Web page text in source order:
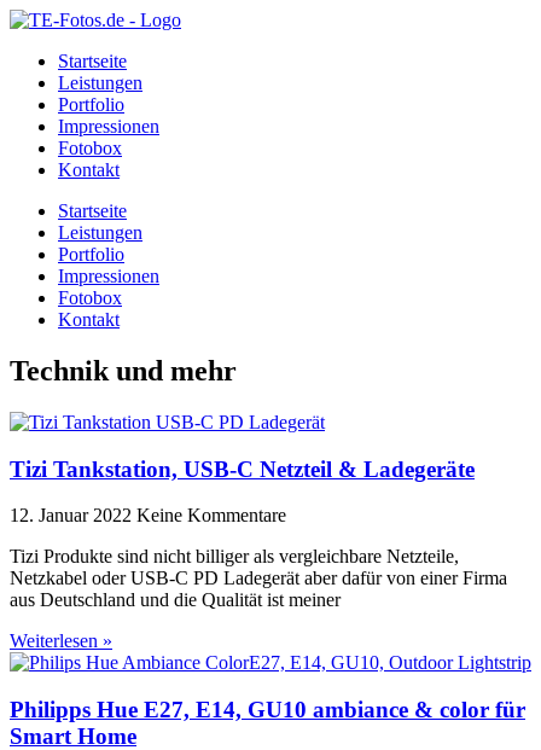
Startseite
Leistungen
Portfolio
Impressionen
Fotobox
Kontakt
Startseite
Leistungen
Portfolio
Impressionen
Fotobox
Kontakt
Technik und mehr
Tizi Tankstation, USB-C Netzteil & Ladegeräte
12. Januar 2022 Keine Kommentare
Tizi Produkte sind nicht billiger als vergleichbare Netzteile,
Netzkabel oder USB-C PD Ladegerät aber dafür von einer Firma
aus Deutschland und die Qualität ist meiner
Weiterlesen »
Philipps Hue E27, E14, GU10 ambiance & color für
Smart Home